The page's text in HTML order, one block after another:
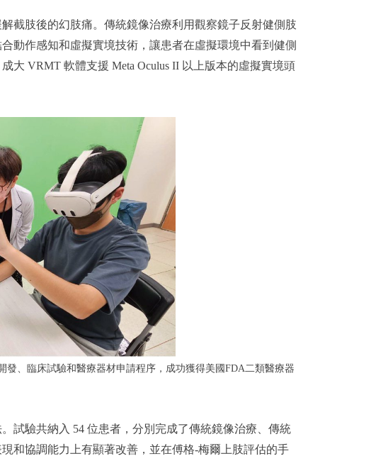
截肢後的幻肢痛。傳統鏡像治療利用觀察鏡子反射健側肢
動作感知和虛擬實境技術，讓患者在虛擬環境中看到健側
大 VRMT 軟體支援 Meta Oculus II 以上版本的虛擬實境頭
發、臨床試驗和醫療器材申請程序，成功獲得美國FDA二類醫療器
試驗共納入 54 位患者，分別完成了傳統鏡像治療、傳統
和協調能力上有顯著改善，並在傅格-梅爾上肢評估的手